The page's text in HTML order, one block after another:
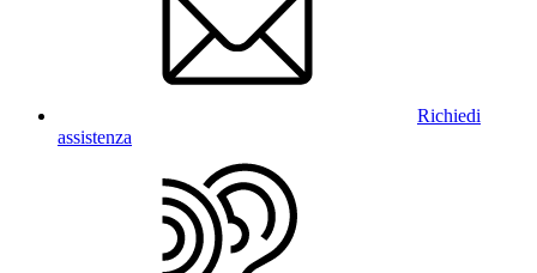
Richiedi
assistenza